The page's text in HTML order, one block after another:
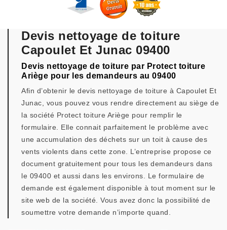
Devis nettoyage de toiture
Capoulet Et Junac 09400
Devis nettoyage de toiture par Protect toiture
Ariège pour les demandeurs au 09400
Afin d’obtenir le devis nettoyage de toiture à Capoulet Et
Junac, vous pouvez vous rendre directement au siège de
la société Protect toiture Ariège pour remplir le
formulaire. Elle connait parfaitement le problème avec
une accumulation des déchets sur un toit à cause des
vents violents dans cette zone. L’entreprise propose ce
document gratuitement pour tous les demandeurs dans
le 09400 et aussi dans les environs. Le formulaire de
demande est également disponible à tout moment sur le
site web de la société. Vous avez donc la possibilité de
soumettre votre demande n’importe quand.